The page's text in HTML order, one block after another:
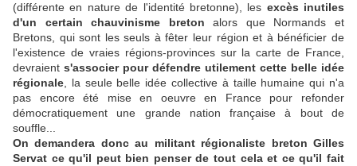
(différente en nature de l'identité bretonne), les excès inutiles
d'un certain chauvinisme breton alors que Normands et
Bretons, qui sont les seuls à fêter leur région et à bénéficier de
l'existence de vraies régions-provinces sur la carte de France,
devraient s'associer pour défendre utilement cette belle idée
régionale , la seule belle idée collective à taille humaine qui n'a
pas encore été mise en oeuvre en France pour refonder
démocratiquement une grande nation française à bout de
souffle...
On demandera donc au militant régionaliste breton Gilles
Servat ce qu'il peut bien penser de tout cela et ce qu'il fait